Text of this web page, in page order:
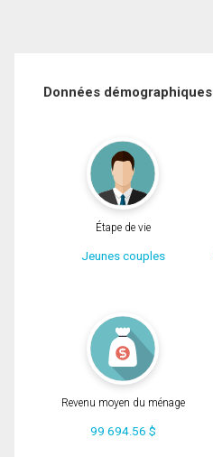
Données démographiques
Étape de vie
Jeunes couples
Revenu moyen du ménage
99 694.56 $